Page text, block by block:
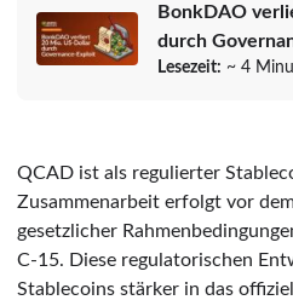
BonkDAO
durch
Lesezeit: ~ 4
QCAD ist als regulierter
Zusammenarbeit erfolgt vor
gesetzlicher
C-15. Diese regulatorischen
Stablecoins stärker in das